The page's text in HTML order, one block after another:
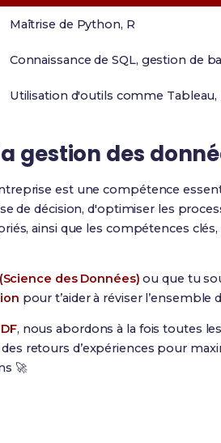
Maîtrise de Python, R
Connaissance de SQL, gestion de
Utilisation d'outils comme Tableau,
gestion des
est une compétence
de décision, d'optimiser les
ainsi que les compétences
des Données) ou que tu
pour t’aider à réviser l’ensemble
, nous abordons à la fois toutes
retours d’expériences pour
🚀